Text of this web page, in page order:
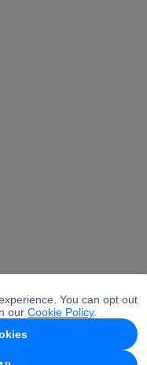
You can opt out
our Cookie Policy.